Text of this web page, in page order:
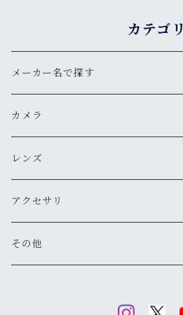
カテゴリ
メーカー名で探す
ペンタックス
オリンパス
ニコン
キヤノン
カメラ
用途から探す
気軽にスナップ
マニュアル操作で本格的に
一眼レフ
ペンタックス
レンジファインダー(レンズ交換式)
レンズ
焦点距離から探す
広角
ニコンFマウント
アクセサリ
レンズフード
その他